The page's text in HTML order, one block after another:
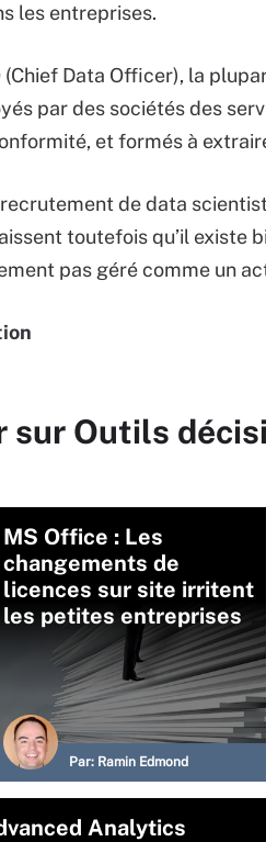
les entreprises.
Data Officer), la
par des sociétés des
et formés à
de data
toutefois qu’il existe
pas géré comme un
sur Outils
MS Office : Les
changements de
licences sur site irritent
les petites entreprises
Par: Ramin Edmond
Analytics